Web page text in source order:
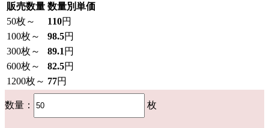
販売数量 数量別単価
50枚～ 110円
100枚～ 98.5円
300枚～ 89.1 円
600枚～ 82.5円
1200枚～ 77円
数量： 枚